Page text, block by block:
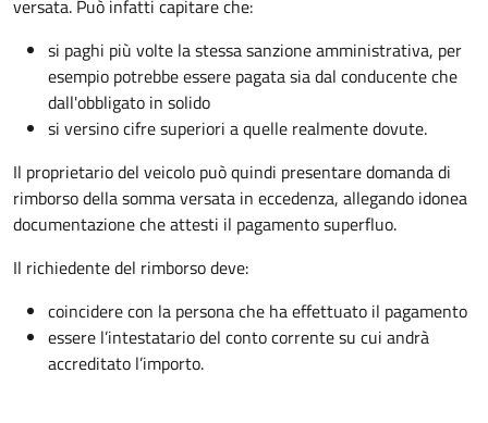
versata. Può infatti capitare che:
si paghi più volte la stessa sanzione amministrativa, per
esempio potrebbe essere pagata sia dal conducente che
dall'obbligato in solido
si versino cifre superiori a quelle realmente dovute.
Il proprietario del veicolo può quindi presentare domanda di
rimborso della somma versata in eccedenza, allegando idonea
documentazione che attesti il pagamento superfluo.
Il richiedente del rimborso deve:
coincidere con la persona che ha effettuato il pagamento
essere l’intestatario del conto corrente su cui andrà
accreditato l’importo.